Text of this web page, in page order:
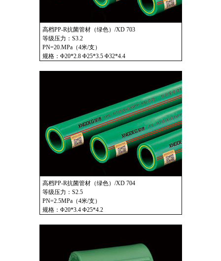
高档PP-R抗菌管材（绿色）/XD 703
等级压力：S3.2
PN=20.MPa（4米/支）
规格：Φ20*2.8 Φ25*3.5 Φ32*4.4
高档PP-R抗菌管材（绿色）/XD 704
等级压力：S2.5
PN=2.5MPa（4米/支）
规格：Φ20*3.4 Φ25*4.2